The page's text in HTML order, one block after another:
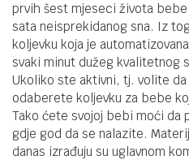
prvih šest mjeseci života bebe
sata neisprekidanog sna. Iz
koljevku koja je
svaki minut dužeg kvalitetnog
Ukoliko ste aktivni, tj. volite
odaberete koljevku za bebe
Tako ćete svojoj bebi moći
gdje god da se nalazite.
danas izrađuju su uglavnom